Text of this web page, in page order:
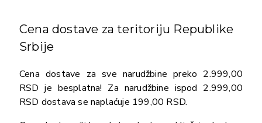
Cena dostave za teritoriju Republike
Srbije
Cena dostave za sve narudžbine preko 2.999,00
RSD je besplatna! Za narudžbine ispod 2.999,00
RSD dostava se naplaćuje 199,00 RSD.